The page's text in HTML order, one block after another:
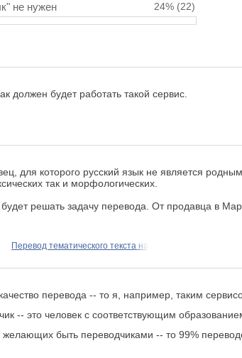
не нужен 24% (22)
должен будет работать такой сервис.
для которого русский язык не является
так и морфологических.
решать задачу перевода. От продавца в
Перевод тематического текста на
перевода -- то я, например, таким
-- это человек с соответствующим
быть переводчиками -- то 99%